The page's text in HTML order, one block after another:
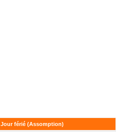
Jour férié (Assomption)